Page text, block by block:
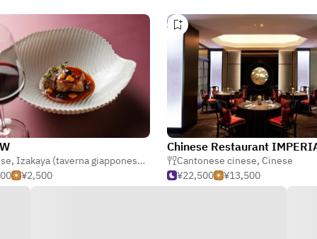
, Izakaya (taverna giapponese)
Dim sum
¥2,500
Cantonese cinese, Cinese
¥22,500
¥13,500